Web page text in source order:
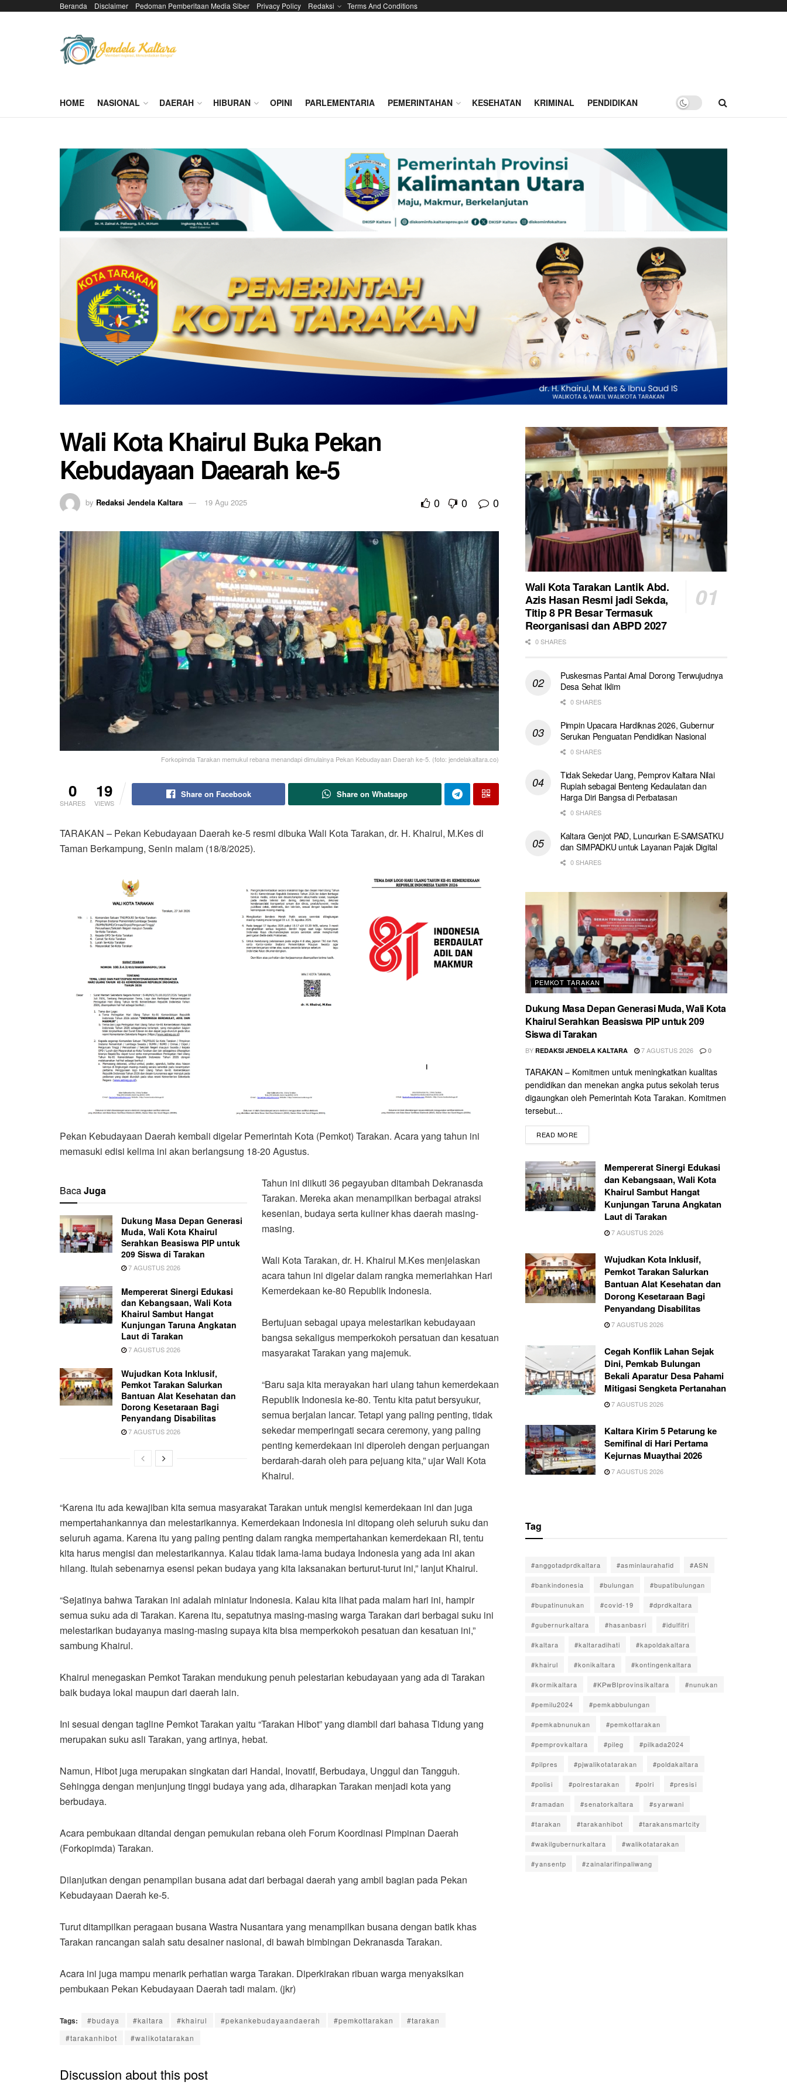
Beranda Disclaimer Pedoman Pemberitaan Media Siber Privacy Policy Redaksi Terms And Conditions
HOME NASIONAL DAERAH HIBURAN OPINI PARLEMENTARIA PEMERINTAHAN KESEHATAN KRIMINAL PENDIDIKAN
Wali Kota Khairul Buka Pekan
Kebudayaan Daearah ke-5
by Redaksi Jendela Kaltara 19 Agu 2025 0 0 0
Forkopimda Tarakan memukul rebana menandapi dimulainya Pekan Kebudayaan Daerah ke-5. (foto: jendelakaltara.co)
0
SHARES
19
VIEWS
Share on Facebook Share on Whatsapp
TARAKAN – Pekan Kebudayaan Daerah ke-5 resmi dibuka Wali Kota Tarakan, dr. H. Khairul, M.Kes di
Taman Berkampung, Senin malam (18/8/2025).
Pekan Kebudayaan Daerah kembali digelar Pemerintah Kota (Pemkot) Tarakan. Acara yang tahun ini
memasuki edisi kelima ini akan berlangsung 18-20 Agustus.
BacaJuga
Dukung Masa Depan Generasi
Muda, Wali Kota Khairul
Serahkan Beasiswa PIP untuk
209 Siswa di Tarakan
7 AGUSTUS 2026
Mempererat Sinergi Edukasi
dan Kebangsaan, Wali Kota
Khairul Sambut Hangat
Kunjungan Taruna Angkatan
Laut di Tarakan
7 AGUSTUS 2026
Wujudkan Kota Inklusif,
Pemkot Tarakan Salurkan
Bantuan Alat Kesehatan dan
Dorong Kesetaraan Bagi
Penyandang Disabilitas
7 AGUSTUS 2026
Tahun ini diikuti 36 pegayuban ditambah Dekranasda
Tarakan. Mereka akan menampilkan berbagai atraksi
kesenian, budaya serta kuliner khas daerah masing-
masing.
Wali Kota Tarakan, dr. H. Khairul M.Kes menjelaskan
acara tahun ini digelar dalam rangka memeriahkan Hari
Kemerdekaan ke-80 Republik Indonesia.
Bertujuan sebagai upaya melestarikan kebudayaan
bangsa sekaligus memperkokoh persatuan dan kesatuan
masyarakat Tarakan yang majemuk.
“Baru saja kita merayakan hari ulang tahun kemerdekaan
Republik Indonesia ke-80. Tentu kita patut bersyukur,
semua berjalan lancar. Tetapi yang paling penting, tidak
sekedar memperingati secara ceremony, yang paling
penting kemerdekaan ini diperoleh dengan perjuangan
berdarah-darah oleh para pejuang kita,” ujar Wali Kota
Khairul.
“Karena itu ada kewajiban kita semua masyarakat Tarakan untuk mengisi kemerdekaan ini dan juga
mempertahankannya dan melestarikannya. Kemerdekaan Indonesia ini ditopang oleh seluruh suku dan
seluruh agama. Karena itu yang paling penting dalam rangka mempertahankan kemerdekaan RI, tentu
kita harus mengisi dan melestarikannya. Kalau tidak lama-lama budaya Indonesia yang ada ini akan
hilang. Itulah sebenarnya esensi pekan budaya yang kita laksanakan berturut-turut ini,” lanjut Khairul.
“Sejatinya bahwa Tarakan ini adalah miniatur Indonesia. Kalau kita lihat pada malam hari ini, hampir
semua suku ada di Tarakan. Karena itu, sepatutnya masing-masing warga Tarakan dari berbagai suku ini
melestarikan budayanya masing-masing supaya kita bisa memperkokoh pesatuan dan kesatuan ini,”
sambung Khairul.
Khairul menegaskan Pemkot Tarakan mendukung penuh pelestarian kebudayaan yang ada di Tarakan
baik budaya lokal maupun dari daerah lain.
Ini sesuai dengan tagline Pemkot Tarakan yaitu “Tarakan Hibot” yang diambil dari bahasa Tidung yang
merupakan suku asli Tarakan, yang artinya, hebat.
Namun, Hibot juga merupakan singkatan dari Handal, Inovatif, Berbudaya, Unggul dan Tangguh.
Sehingga dengan menjunjung tinggi budaya yang ada, diharapkan Tarakan menjadi kota yang
berbudaya.
Acara pembukaan ditandai dengan pemukulan rebana oleh Forum Koordinasi Pimpinan Daerah
(Forkopimda) Tarakan.
Dilanjutkan dengan penampilan busana adat dari berbagai daerah yang ambil bagian pada Pekan
Kebudayaan Daerah ke-5.
Turut ditampilkan peragaan busana Wastra Nusantara yang menampilkan busana dengan batik khas
Tarakan rancangan salah satu desainer nasional, di bawah bimbingan Dekranasda Tarakan.
Acara ini juga mampu menarik perhatian warga Tarakan. Diperkirakan ribuan warga menyaksikan
pembukaan Pekan Kebudayaan Daerah tadi malam. (jkr)
Tags: #budaya #kaltara #khairul #pekankebudayaandaerah #pemkottarakan
#tarakan
#tarakanhibot
#walikotatarakan
Discussion about this post
Wali Kota Tarakan Lantik Abd.
Azis Hasan Resmi jadi Sekda,
Titip 8 PR Besar Termasuk
Reorganisasi dan ABPD 2027
0 SHARES
Puskesmas Pantai Amal Dorong Terwujudnya
Desa Sehat Iklim
0 SHARES
Pimpin Upacara Hardiknas 2026, Gubernur
Serukan Penguatan Pendidikan Nasional
0 SHARES
Tidak Sekedar Uang, Pemprov Kaltara Nilai
Rupiah sebagai Benteng Kedaulatan dan
Harga Diri Bangsa di Perbatasan
0 SHARES
Kaltara Genjot PAD, Luncurkan E-SAMSATKU
dan SIMPADKU untuk Layanan Pajak Digital
0 SHARES
PEMKOT TARAKAN
Dukung Masa Depan Generasi Muda, Wali Kota
Khairul Serahkan Beasiswa PIP untuk 209
Siswa di Tarakan
BY REDAKSI JENDELA KALTARA 7 AGUSTUS 2026 0
TARAKAN – Komitmen untuk meningkatkan kualitas
pendidikan dan menekan angka putus sekolah terus
digaungkan oleh Pemerintah Kota Tarakan. Komitmen
tersebut...
READ MORE
Mempererat Sinergi Edukasi
dan Kebangsaan, Wali Kota
Khairul Sambut Hangat
Kunjungan Taruna Angkatan
Laut di Tarakan
7 AGUSTUS 2026
Wujudkan Kota Inklusif,
Pemkot Tarakan Salurkan
Bantuan Alat Kesehatan dan
Dorong Kesetaraan Bagi
Penyandang Disabilitas
7 AGUSTUS 2026
Cegah Konflik Lahan Sejak
Dini, Pemkab Bulungan
Bekali Aparatur Desa Pahami
Mitigasi Sengketa Pertanahan
7 AGUSTUS 2026
Kaltara Kirim 5 Petarung ke
Semifinal di Hari Pertama
Kejurnas Muaythai 2026
7 AGUSTUS 2026
Tag
#anggotadprdkaltara #asminlaurahafid #ASN
#bankindonesia #bulungan #bupatibulungan
#bupatinunukan #covid-19 #dprdkaltara
#gubernurkaltara #hasanbasri #idulfitri
#kaltara #kaltaradihati #kapoldakaltara
#khairul #konikaltara #kontingenkaltara
#kormikaltara #KPwBIprovinsikaltara #nunukan
#pemilu2024 #pemkabbulungan
#pemkabnunukan #pemkottarakan
#pemprovkaltara #pileg #pilkada2024
#pilpres #pjwalikotatarakan #poldakaltara
#polisi #polrestarakan #polri #presisi
#ramadan #senatorkaltara #syarwani
#tarakan #tarakanhibot #tarakansmartcity
#wakilgubernurkaltara #walikotatarakan
#yansentp #zainalarifinpaliwang